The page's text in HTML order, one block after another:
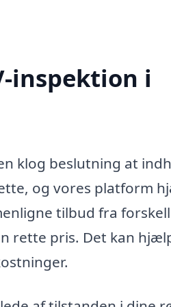
inspektion i
klog beslutning at
og vores platform
tilbud fra
rette pris. Det kan